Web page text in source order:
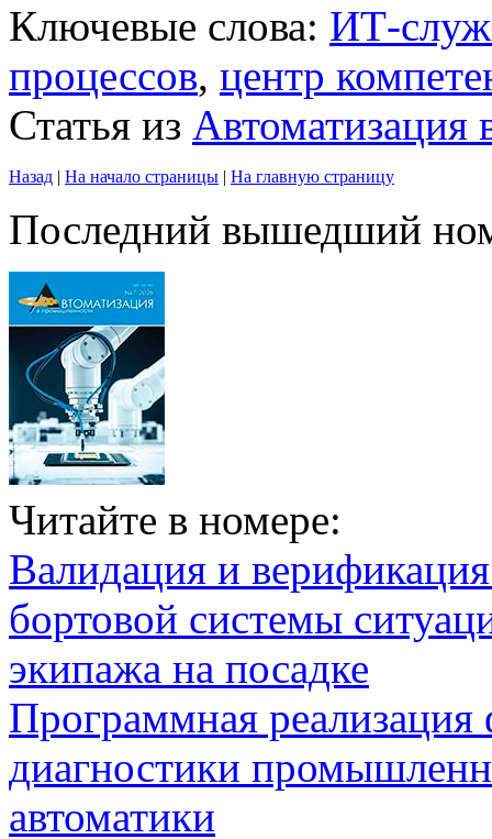
Ключевые слова: ИТ-
процессов, центр
Статья из
Назад | На начало страницы | На главную страницу
Последний вышедший
Читайте в номере:
Валидация и
бортовой системы
экипажа на посадке
Программная
диагностики
автоматики